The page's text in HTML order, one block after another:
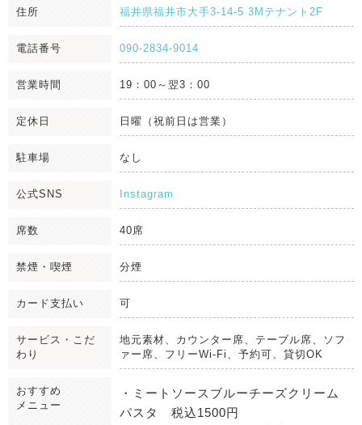
住所 福井県福井市大手3-14-5 3Mテナント2F
電話番号 090-2834-9014
営業時間 19：00～翌3：00
定休日 日曜（祝前日は営業）
駐車場 なし
公式SNS Instagram
席数 40席
禁煙・喫煙 分煙
カード支払い 可
サービス・こだ
わり
地元素材、カウンター席、テーブル席、ソフ
ァー席、フリーWi-Fi、予約可、貸切OK
おすすめ
メニュー
・ミートソースブルーチーズクリーム
パスタ 税込1500円